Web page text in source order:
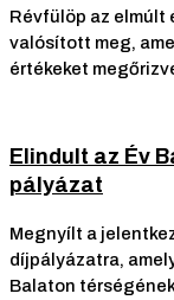
Révfülöp az elmúlt
valósított meg,
értékeket
Elindult az Év
pályázat
Megnyílt a
díjpályázatra,
Balaton